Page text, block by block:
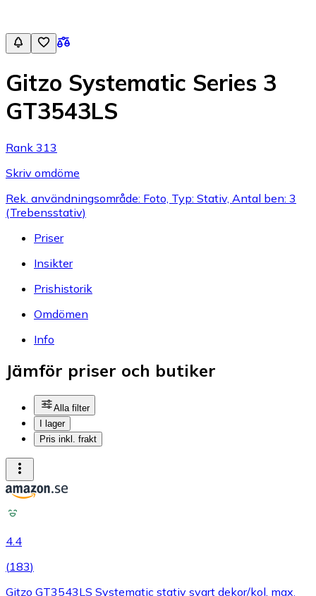
Gitzo Systematic Series 3
GT3543LS
Rank 313
Skriv omdöme
Rek. användningsområde: Foto, Typ: Stativ, Antal ben: 3
(Trebensstativ)
Priser
Insikter
Prishistorik
Omdömen
Info
Jämför priser och butiker
Alla filter
I lager
Pris inkl. frakt
4.4
(183)
Gitzo GT3543LS Systematic stativ svart dekor/kol, max.